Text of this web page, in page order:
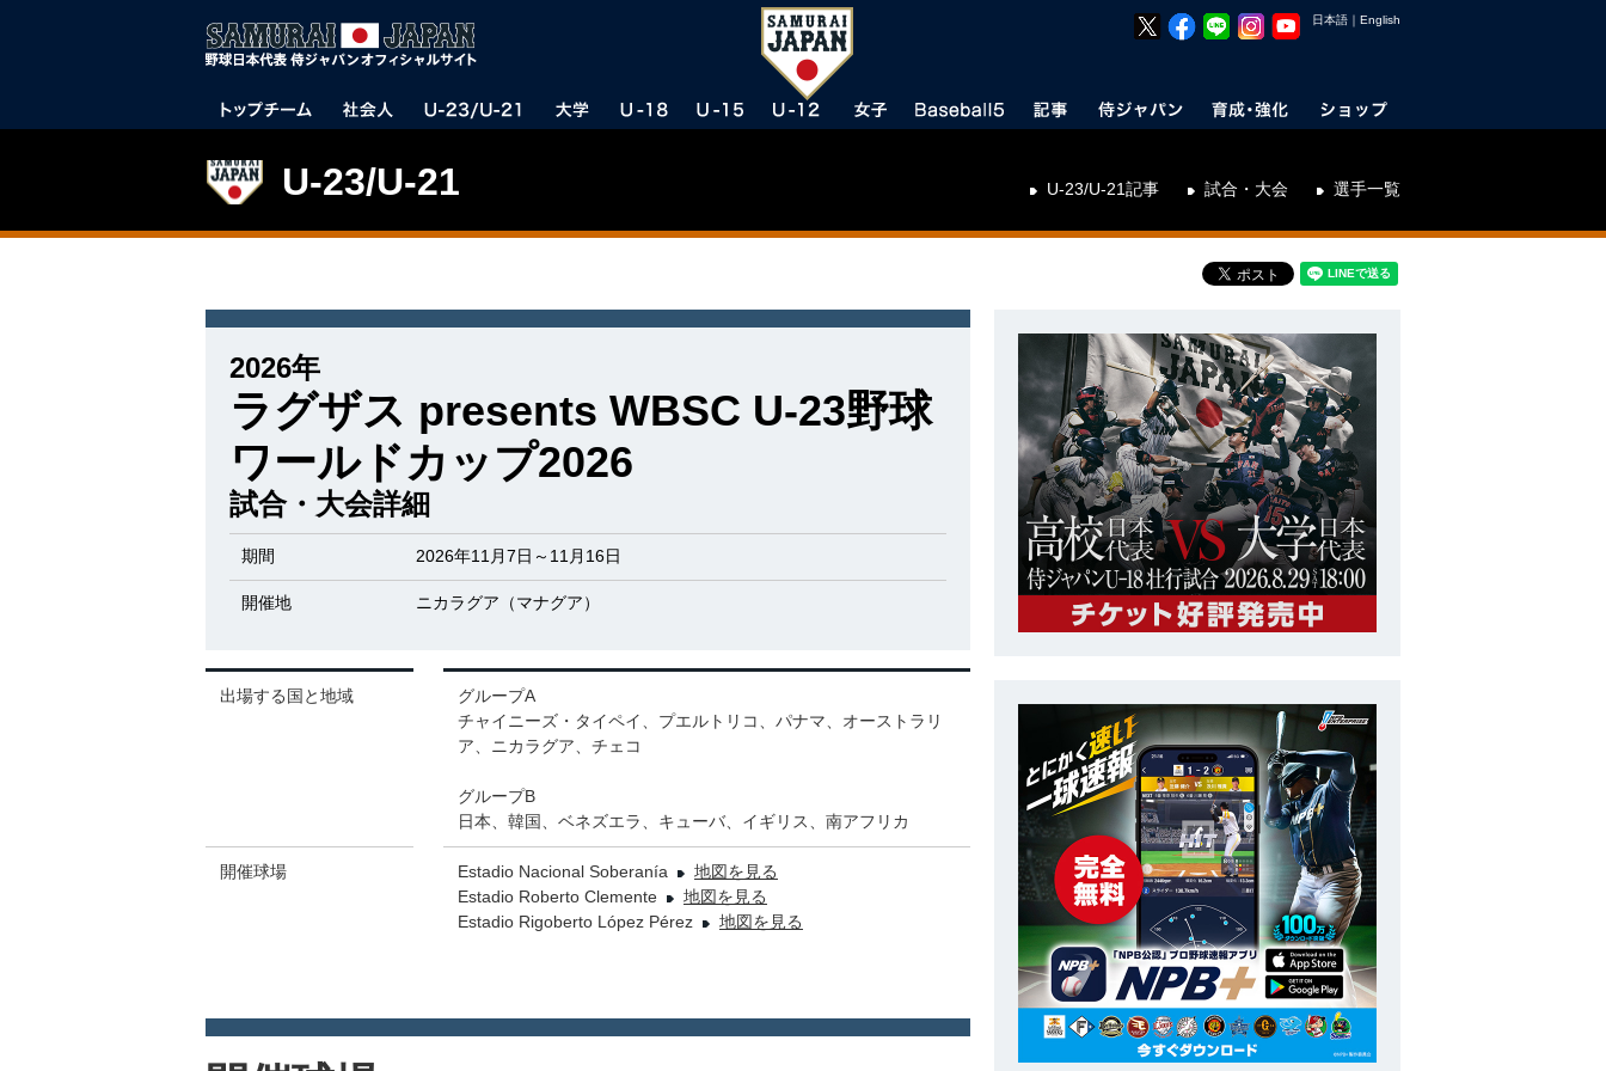
日本語 ｜ English
U-23/U-21 U-23/U-21記事 試合・大会 選手一覧
2026年
ラグザス presents WBSC U-23野球
ワールドカップ2026
試合・大会詳細
期間 2026年11月7日～11月16日
開催地 ニカラグア（マナグア）
出場する国と地域
グループA
チャイニーズ・タイペイ、プエルトリコ、パナマ、オーストラリ
ア、ニカラグア、チェコ
グループB
日本、韓国、ベネズエラ、キューバ、イギリス、南アフリカ
開催球場 Estadio Nacional Soberanía
地図を見る
Estadio Roberto Clemente
地図を見る
Estadio Rigoberto López Pérez
地図を見る